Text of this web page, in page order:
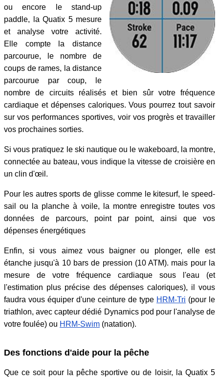
ou encore le stand-up
paddle, la Quatix 5 mesure
et analyse votre activité.
Elle compte la distance
parcourue, le nombre de
coups de rames, la distance
parcourue par coup, le
nombre de circuits réalisés et bien sûr votre fréquence
cardiaque et dépenses caloriques. Vous pourrez tout savoir
sur vos performances sportives, voir vos progrès et travailler
vos prochaines sorties.
Si vous pratiquez le ski nautique ou le wakeboard, la montre,
connectée au bateau, vous indique la vitesse de croisière en
un clin d'œil.
Pour les autres sports de glisse comme le kitesurf, le speed-
sail ou la planche à voile, la montre enregistre toutes vos
données de parcours, point par point, ainsi que vos
dépenses énergétiques
Enfin, si vous aimez vous baigner ou plonger, elle est
étanche jusqu'à 10 bars de pression (10 ATM). mais pour la
mesure de votre fréquence cardiaque sous l'eau (et
l'estimation plus précise des dépenses caloriques), il vous
faudra vous équiper d'une ceinture de type HRM-Tri (pour le
triathlon, avec capteur dédié Dynamics pod pour l'analyse de
votre foulée) ou HRM-Swim (natation).
Des fonctions d'aide pour la pêche
Que ce soit pour la pêche sportive ou de loisir, la Quatix 5